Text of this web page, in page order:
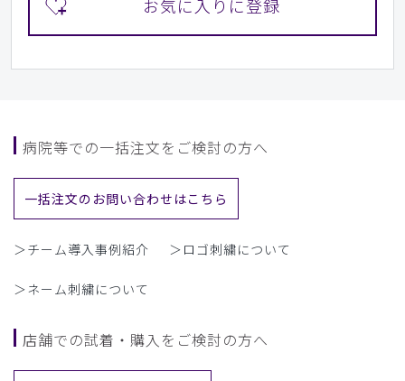
病院等での一括注文をご検討の方へ
一括注文のお問い合わせはこちら
＞チーム導入事例紹介 ＞ロゴ刺繍について
＞ネーム刺繍について
店舗での試着・購入をご検討の方へ